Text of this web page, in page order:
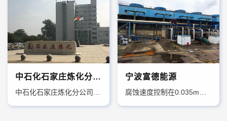
中石化石家庄炼化分公司炼油标准化水场建设 宁波富德能源